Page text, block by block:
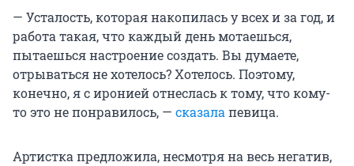
— Усталость, которая накопилась у всех и за год, и
работа такая, что каждый день мотаешься,
пытаешься настроение создать. Вы думаете,
отрываться не хотелось? Хотелось. Поэтому,
конечно, я с иронией отнеслась к тому, что кому-
то это не понравилось, — сказалапевица.
Артистка предложила, несмотря на весь негатив,